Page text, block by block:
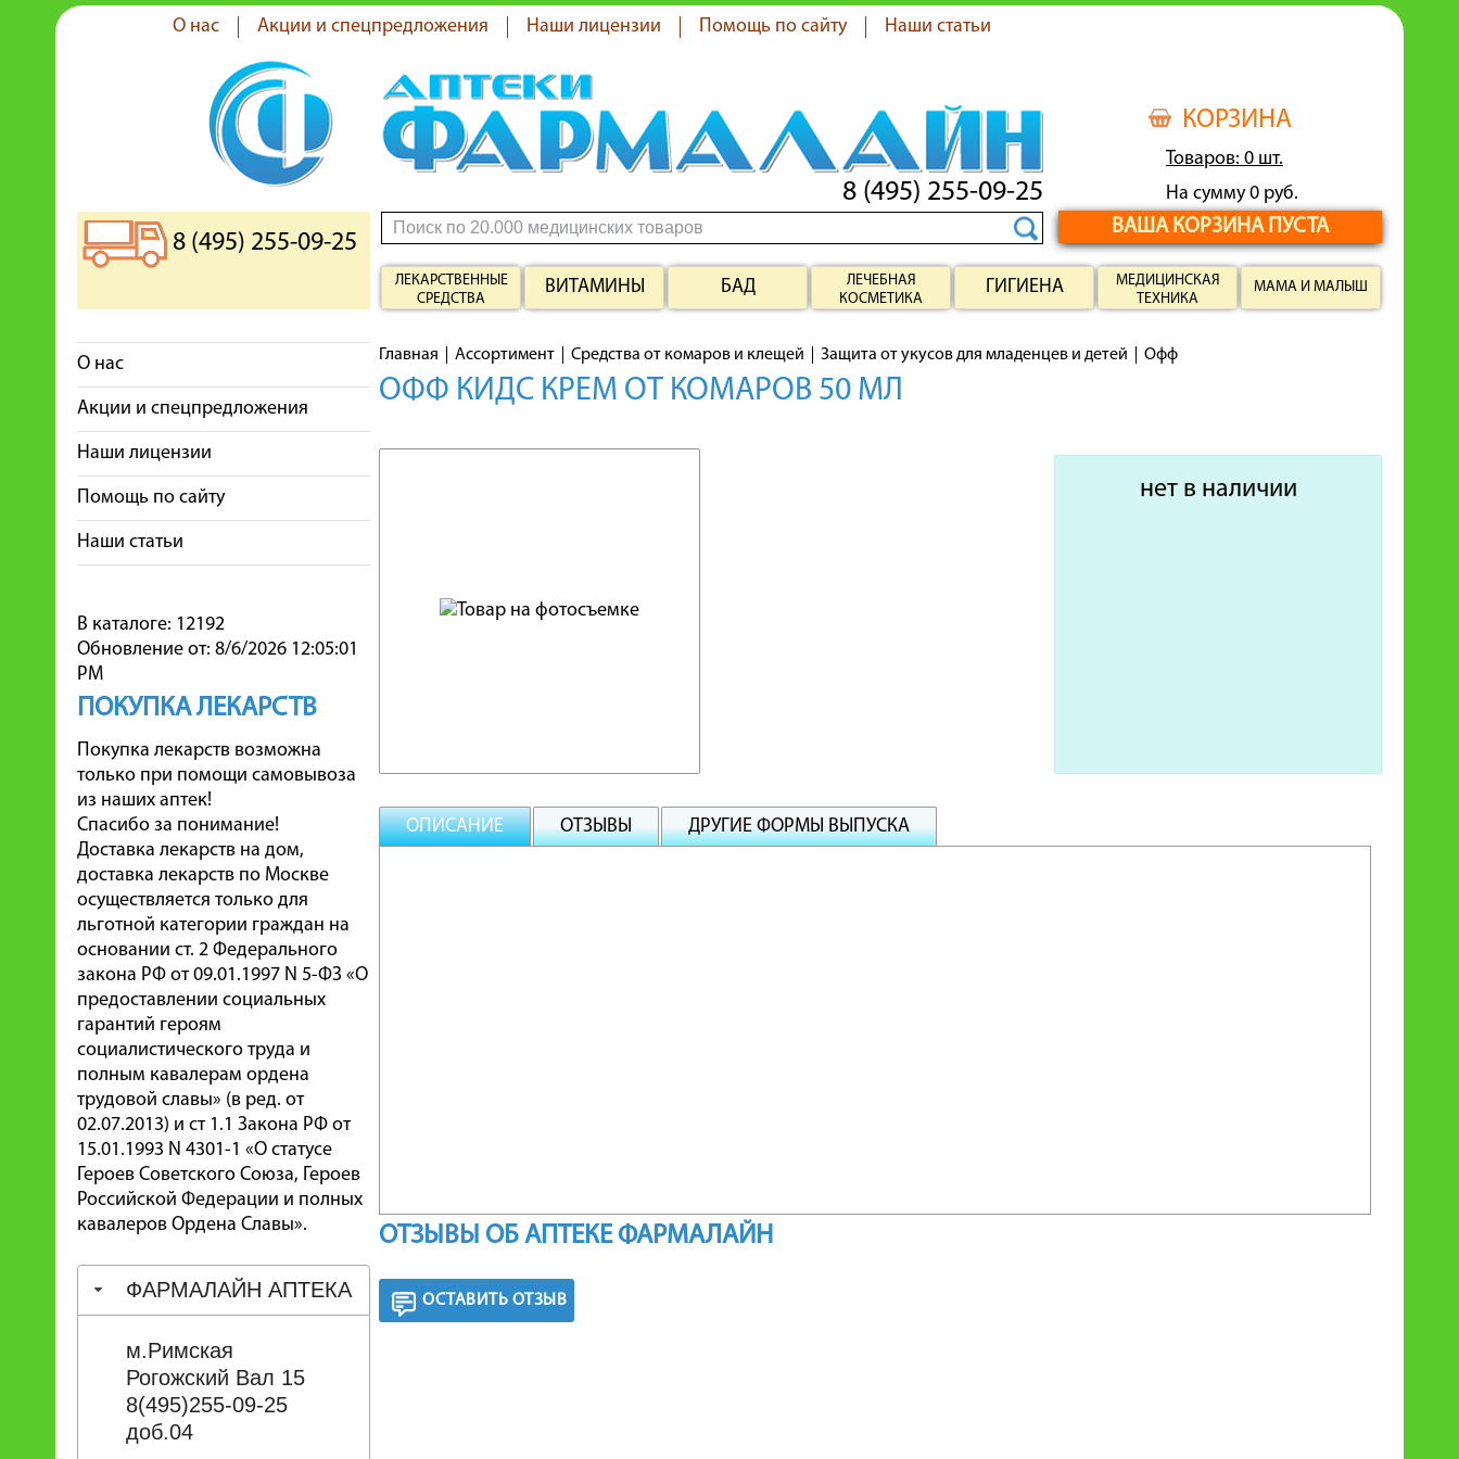
О нас Акции и спецпредложения Наши лицензии Помощь по сайту Наши статьи
КОРЗИНА
Товаров: 0 шт.
На сумму 0 руб.
ВАША КОРЗИНА ПУСТА
8 (495) 255-09-25
8 (495) 255-09-25
ЛЕКАРСТВЕННЫЕ
СРЕДСТВА
ВИТАМИНЫ БАД
ЛЕЧЕБНАЯ
КОСМЕТИКА
ГИГИЕНА
МЕДИЦИНСКАЯ
ТЕХНИКА
МАМА И МАЛЫШ
О нас
Акции и спецпредложения
Наши лицензии
Помощь по сайту
Наши статьи
В каталоге: 12192
Обновление от: 8/6/2026 12:05:01
PM
ПОКУПКА ЛЕКАРСТВ
Покупка лекарств возможна
только при помощи самовывоза
из наших аптек!
Спасибо за понимание!
Доставка лекарств на дом,
доставка лекарств по Москве
осуществляется только для
льготной категории граждан на
основании ст. 2 Федерального
закона РФ от 09.01.1997 N 5-ФЗ «О
предоставлении социальных
гарантий героям
социалистического труда и
полным кавалерам ордена
трудовой славы» (в ред. от
02.07.2013) и ст 1.1 Закона РФ от
15.01.1993 N 4301-1 «О статусе
Героев Советского Союза, Героев
Российской Федерации и полных
кавалеров Ордена Славы».
ФАРМАЛАЙН АПТЕКА
м.Римская
Рогожский Вал 15
8(495)255-09-25
доб.04
Главная Ассортимент Средства от комаров и клещей Защита от укусов для младенцев и детей Офф
ОФФ КИДС КРЕМ ОТ КОМАРОВ 50 МЛ
нет в наличии
ОПИСАНИЕ ОТЗЫВЫ ДРУГИЕ ФОРМЫ ВЫПУСКА
ОТЗЫВЫ ОБ АПТЕКЕ ФАРМАЛАЙН
ОСТАВИТЬ ОТЗЫВ